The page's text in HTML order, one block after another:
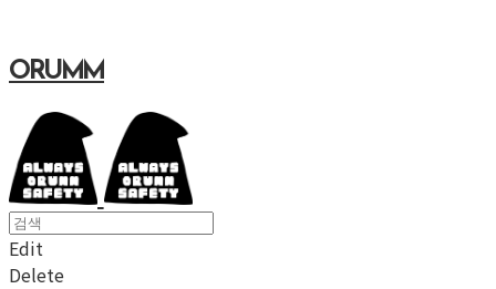
ORUMM
Edit
Delete